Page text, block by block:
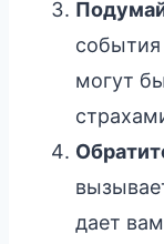
могут
дает